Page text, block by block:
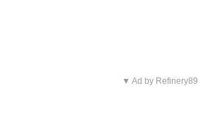
▼ Ad by Refinery89